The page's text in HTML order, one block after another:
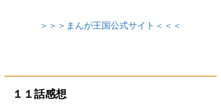
＞＞＞まんが王国公式サイト＜＜＜
１１話感想